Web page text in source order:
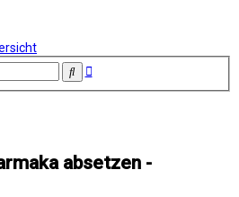
SucheErweiterte
absetzen -